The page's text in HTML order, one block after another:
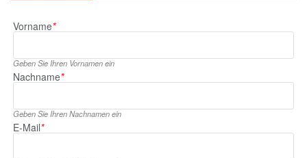
Vorname*
Geben Sie Ihren Vornamen ein
Nachname*
Geben Sie Ihren Nachnamen ein
E‑Mail*